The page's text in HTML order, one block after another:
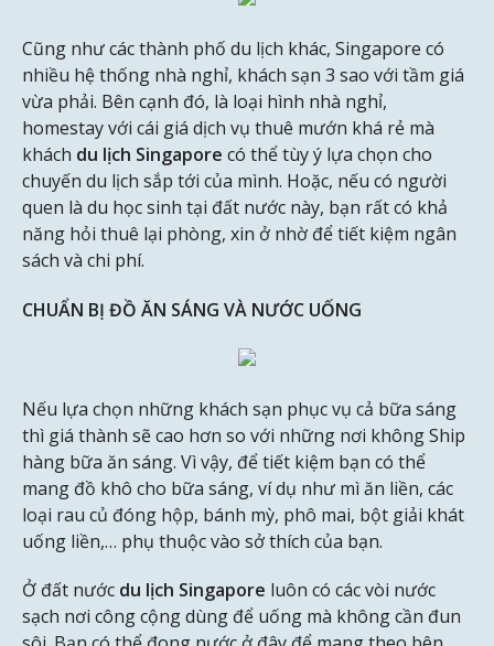
Cũng như các thành phố du lịch khác, Singapore có
nhiều hệ thống nhà nghỉ, khách sạn 3 sao với tầm giá
vừa phải. Bên cạnh đó, là loại hình nhà nghỉ,
homestay với cái giá dịch vụ thuê mướn khá rẻ mà
khách du lịch Singapore có thể tùy ý lựa chọn cho
chuyến du lịch sắp tới của mình. Hoặc, nếu có người
quen là du học sinh tại đất nước này, bạn rất có khả
năng hỏi thuê lại phòng, xin ở nhờ để tiết kiệm ngân
sách và chi phí.
CHUẨN BỊ ĐỒ ĂN SÁNG VÀ NƯỚC UỐNG
Nếu lựa chọn những khách sạn phục vụ cả bữa sáng
thì giá thành sẽ cao hơn so với những nơi không Ship
hàng bữa ăn sáng. Vì vậy, để tiết kiệm bạn có thể
mang đồ khô cho bữa sáng, ví dụ như mì ăn liền, các
loại rau củ đóng hộp, bánh mỳ, phô mai, bột giải khát
uống liền,… phụ thuộc vào sở thích của bạn.
Ở đất nước du lịch Singapore luôn có các vòi nước
sạch nơi công cộng dùng để uống mà không cần đun